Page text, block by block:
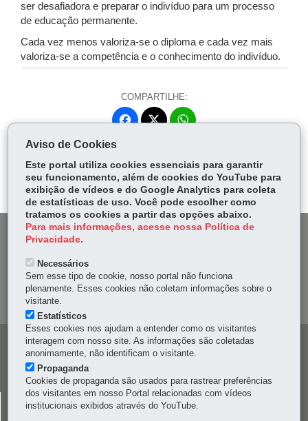
ser desafiadora e preparar o indivíduo para um processo
de educação permanente.
Cada vez menos valoriza-se o diploma e cada vez mais
valoriza-se a competência e o conhecimento do indivíduo.
COMPARTILHE:
Fa
ok
itt
er
W
Ap
p
DENUNCIE CORRUPÇÃO
OUVIDORIA
Navegação
principal
CELEPAR
Aviso de Cookies
Este portal utiliza cookies essenciais para garantir
seu funcionamento, além de cookies do YouTube para
exibição de vídeos e do Google Analytics para coleta
de estatísticas de uso. Você pode escolher como
tratamos os cookies a partir das opções abaixo.
Para mais informações, acesse nossa Política de
Privacidade.
Necessários
Sem esse tipo de cookie, nosso portal não funciona
plenamente. Esses cookies não coletam informações sobre o
visitante.
Estatísticos
Esses cookies nos ajudam a entender como os visitantes
interagem com nosso site. As informações são coletadas
anonimamente, não identificam o visitante.
Propaganda
Cookies de propaganda são usados para rastrear preferências
dos visitantes em nosso Portal relacionadas com vídeos
institucionais exibidos através do YouTube.